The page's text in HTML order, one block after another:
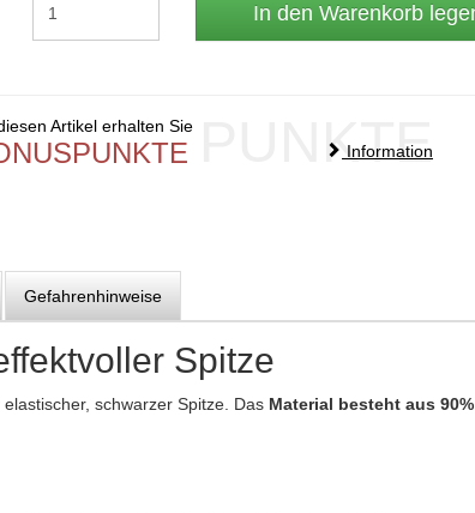
Artikel erhalten Sie PUNKTE
Information
Gefahrenhinweise
Spitze
schwarzer Spitze. Das Material besteht aus 90%